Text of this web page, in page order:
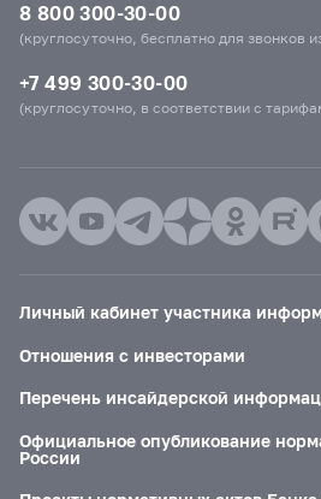
8 800 300-30-00
(круглосуточно, бесплатно для звонков
+7 499 300-30-00
(круглосуточно, в соответствии с
Личный кабинет участника
Отношения с инвесторами
Перечень инсайдерской
Официальное опубликование
России